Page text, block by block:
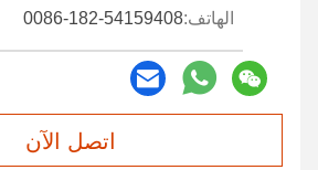
الهاتف:0086-182-54159408
اتصل الآن